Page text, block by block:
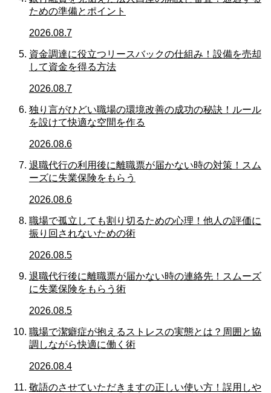
ための準備とポイント
2026.08.7
資金調達に役立つリースバックの仕組み！設備を売却
して資金を得る方法
2026.08.7
独り言がひどい職場の環境改善の成功の秘訣！ルール
を設けて快適な空間を作る
2026.08.6
退職代行の利用後に離職票が届かない時の対策！スム
ーズに失業保険をもらう
2026.08.6
職場で孤立しても割り切るための心理！他人の評価に
振り回されないための術
2026.08.5
退職代行後に離職票が届かない時の連絡先！スムーズ
に失業保険をもらう術
2026.08.5
職場で潔癖症が抱えるストレスの実態とは？周囲と協
調しながら快適に働く術
2026.08.4
敬語のさせていただきますの正しい使い方！誤用しや